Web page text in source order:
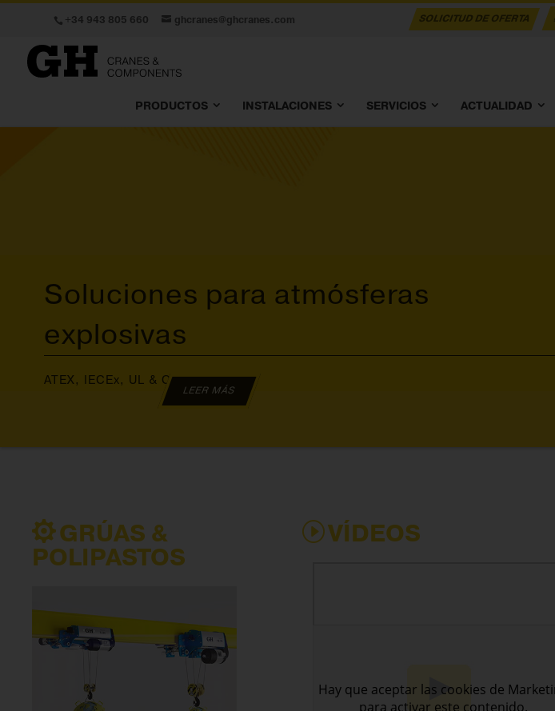
+34 943 805 660 ghcranes@ghcranes.com SOLICITUD DE OFERTA
PRODUCTOS INSTALACIONES SERVICIOS ACTUALIDAD
Soluciones para atmósferas
explosivas
ATEX, IECEx, UL & CSA
LEER MÁS
GRÚAS &
POLIPASTOS
VÍDEOS